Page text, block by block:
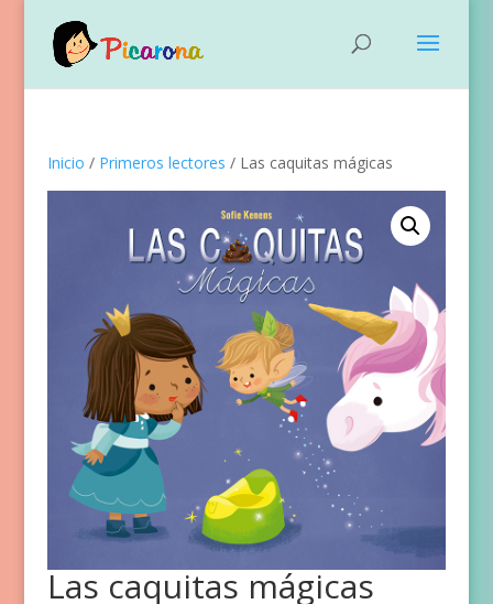
Inicio / Primeros lectores / Las caquitas mágicas
Las caquitas mágicas